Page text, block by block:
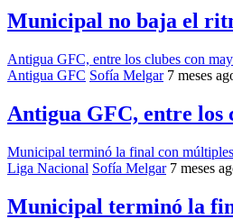
Municipal no baja el
Antigua GFC, entre los clubes con
Antigua GFC Sofía Melgar 7 meses
Antigua GFC, entre los
Municipal terminó la final con
Liga Nacional Sofía Melgar 7 meses
Municipal terminó la